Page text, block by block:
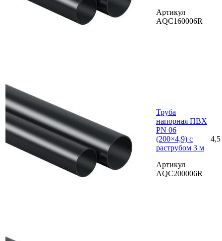
Артикул
AQC160006R
Труба
напорная ПВХ
PN 06
(200×4,9) с
раструбом 3 м
Артикул
AQC200006R
4,5